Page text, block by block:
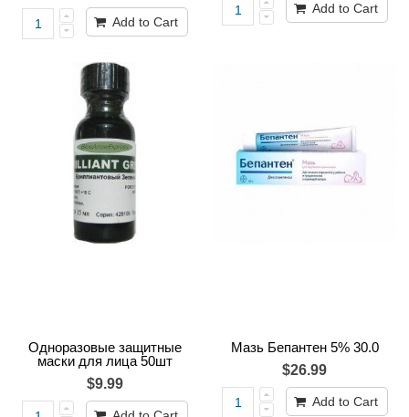
Add to Cart
Add to Cart
Одноразовые защитные
маски для лица 50шт
$9.99
Мазь Бепантен 5% 30.0
$26.99
Add to Cart